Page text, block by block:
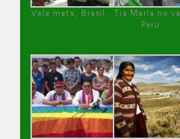
Vale mata, Brasil
Tía María no
Perú